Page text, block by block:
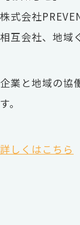
株式会社
相互会社、地域
企業と地域の協
す。
詳しくはこちら